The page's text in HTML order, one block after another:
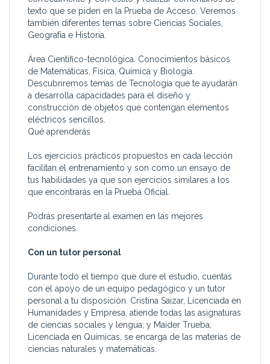
texto que se piden en la Prueba de Acceso. Veremos
también diferentes temas sobre Ciencias Sociales,
Geografía e Historia.
Área Científico-tecnológica. Conocimientos básicos
de Matemáticas, Física, Química y Biología.
Descubriremos temas de Tecnología que te ayudarán
a desarrolla capacidades para el diseño y
construcción de objetos que contengan elementos
eléctricos sencillos.
Qué aprenderás
Los ejercicios prácticos propuestos en cada lección
facilitan el entrenamiento y son como un ensayo de
tus habilidades ya que son ejercicios similares a los
que encontrarás en la Prueba Oficial.
Podrás presentarte al examen en las mejores
condiciones.
Con un tutor personal
Durante todo el tiempo que dure el estudio, cuentas
con el apoyo de un equipo pedagógico y un tutor
personal a tu disposición. Cristina Saizar, Licenciada en
Humanidades y Empresa, atiende todas las asignaturas
de ciencias sociales y lengua; y Maider Trueba,
Licenciada en Químicas, se encarga de las materias de
ciencias naturales y matemáticas.